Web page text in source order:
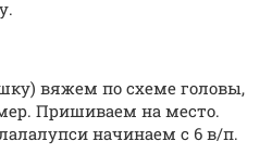
вяжем по схеме головы,
Пришиваем на место.
начинаем с 6 в/п.